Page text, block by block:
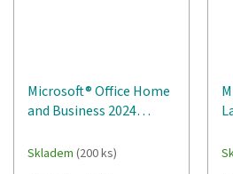
Microsoft® Office Home
and Business 2024
License Medialess,
Skladem (200 ks)